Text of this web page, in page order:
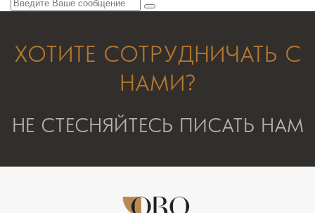
ХОТИТЕ СОТРУДНИЧАТЬ С
НАМИ?
НЕ СТЕСНЯЙТЕСЬ ПИСАТЬ НАМ